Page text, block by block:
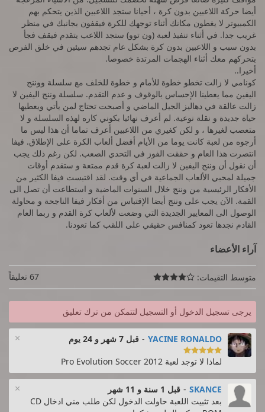
أيضا حركة اللاعبين بدون كرة ، أحيانا ستجد اللاعبين الذين يتحكم بهم
الكمبيوتر لا يغطون مكانك أثناء توجهك للكرة فيقفون بجانبك في منظر
غريب جدا. في أثناء تنفيذ لعبة (ون توو) ستجد اللاعب يتقدم فيقف فجأ
بدون سبب و اللاعبين بدون كرة بشكل عام تجدهم سيئين في خلق الفرص
بتحركهم معك أثناء الهجمات المرتدة خصوصا.
أخيرا..
كونامي لا زالت تخطو خطوة للأمام و خطوة للخلف مع سلسلة ووننج
اليفين مما يعطينا الإحساس بالوقوف و عدم التقدم. سلسلة وننج اليفين لا
زالت عالقة في دهاليز الجيل الماضي و أصبحت تحتاج لمن يأتي ويعطيها
حياة جديدة و نقلة نوعية. لم أعرف نهائيا بكوني كاره لهذه السلسلة و لا
متعصب لغيرها ، و لكن كغيري من اللاعبين أعرف تماما أن هذا ليس ما
أرجوه من لعبة كانت يوما من الأيام أفضل ألعاب الكرة على الإطلاق. فيفا
انتصرت هذا العام و حققت الفوز في التحدي الصعب. لكن رغم ذلك يجب
أن نقول أن وننج اليفين لا زالت لعبة كرة قدم ممتعة و ستقدم أوقات
جميلة لمحبي الألعاب الجماعية في أي وقت. لقد اقتبست فيفا الكثير من
الأفكار الرئيسية من وننج خلال السنوات الماضية و استطاعت أن تصل الى
القمة. الآن يجب على وننج أيضا الإقتباس من أفكار فيفا الناجحة و محاولة
الوصول الى المعايير الجديدة التي وضعت لألعاب كرة القدم و ربما العام
القادم نجدها تعود كمنافس حقيقي على اللقب كما تعودنا.
آراء الأعضاء
متوسط التقيمات:  67 تعليقاً
يرجى تسجيل الدخول أو التسجيل لتتمكن من ترك تعليق
× YACINE RONALDO
- قبل 7 شهر و 24 يوم

لماذا لا توجد لعبة Pro Evolution Soccer 2012
× SKANCE
- قبل 1 سنة و 11 شهر
بعد تثبيت اللعبة حاولت الدخول لكن طلب مني ادخال CD